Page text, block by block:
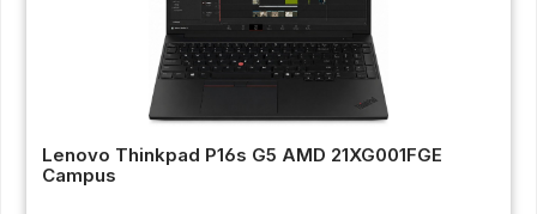
Lenovo Thinkpad P16s G5 AMD 21XG001FGE
Campus